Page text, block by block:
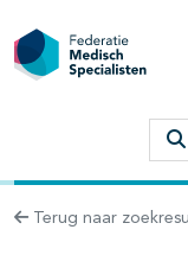
Terug naar
binnen deze